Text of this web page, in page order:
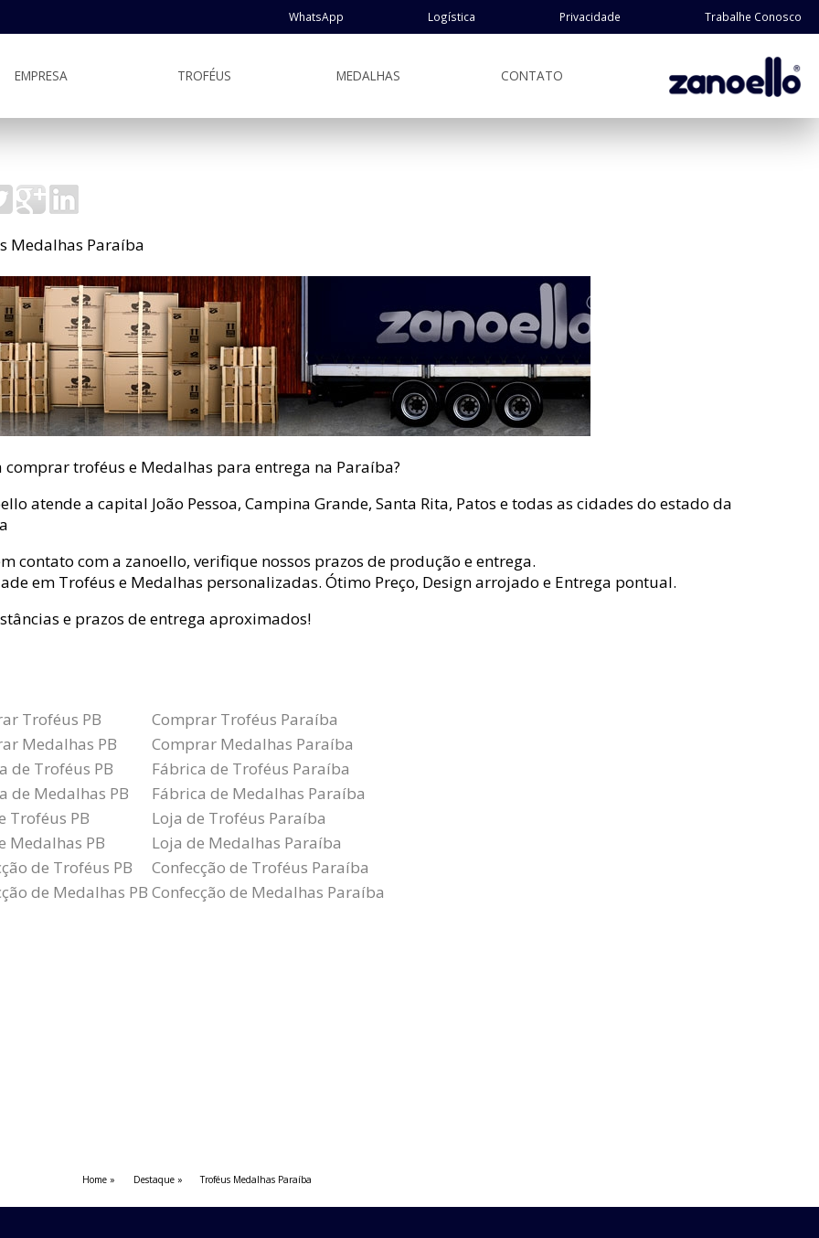
WhatsApp Logística Privacidade Trabalhe Conosco
EMPRESA TROFÉUS MEDALHAS CONTATO
Medalhas Paraíba
comprar troféus e Medalhas para entrega na Paraíba?
atende a capital João Pessoa, Campina Grande, Santa Rita, Patos e todas as cidades do estado da
contato com a zanoello, verifique nossos prazos de produção e entrega.
em Troféus e Medalhas personalizadas. Ótimo Preço, Design arrojado e Entrega pontual.
e prazos de entrega aproximados!
Troféus PB
Comprar Troféus Paraíba
Medalhas PB
Comprar Medalhas Paraíba
de Troféus PB
Fábrica de Troféus Paraíba
de Medalhas PB
Fábrica de Medalhas Paraíba
Troféus PB
Loja de Troféus Paraíba
Medalhas PB
Loja de Medalhas Paraíba
de Troféus PB
Confecção de Troféus Paraíba
de Medalhas PB Confecção de Medalhas Paraíba
Home Destaque Troféus Medalhas Paraíba